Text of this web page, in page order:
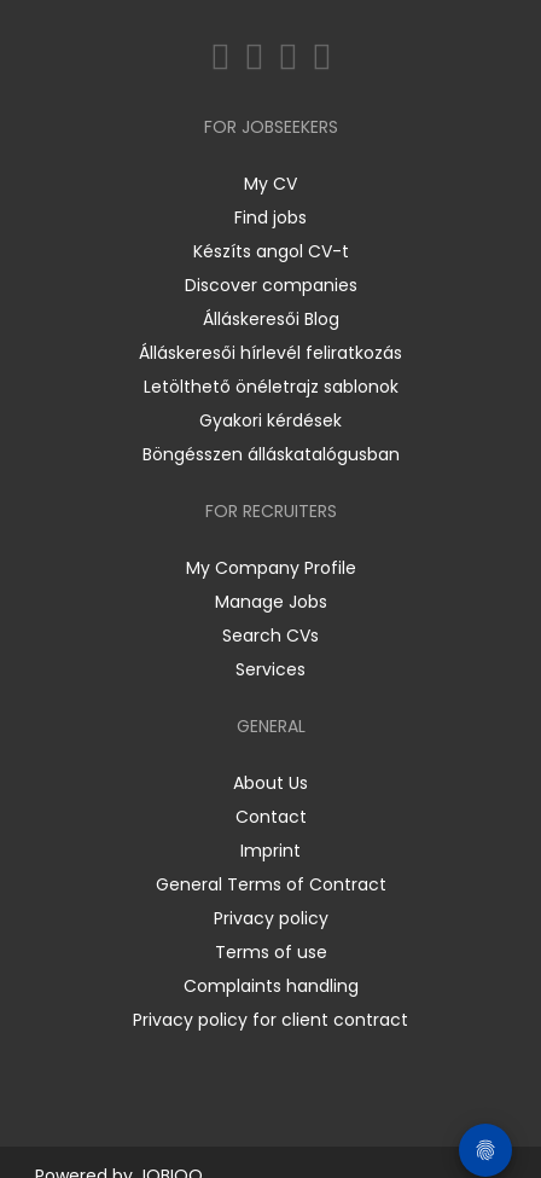
FOR JOBSEEKERS
My CV
Find jobs
Készíts angol CV-t
Discover companies
Álláskeresői Blog
Álláskeresői hírlevél feliratkozás
Letölthető önéletrajz sablonok
Gyakori kérdések
Böngésszen álláskatalógusban
FOR RECRUITERS
My Company Profile
Manage Jobs
Search CVs
Services
GENERAL
About Us
Contact
Imprint
General Terms of Contract
Privacy policy
Terms of use
Complaints handling
Privacy policy for client contract